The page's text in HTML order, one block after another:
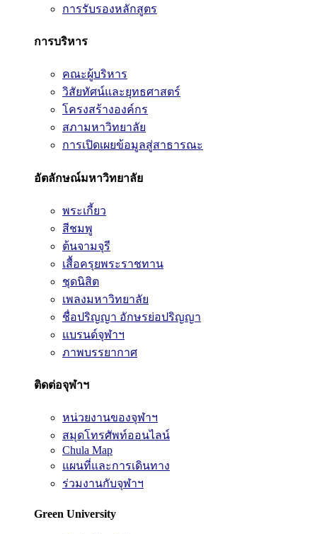
การรับรองหลักสูตร
การบริหาร
คณะผู้บริหาร
วิสัยทัศน์และยุทธศาสตร์
โครงสร้างองค์กร
สภามหาวิทยาลัย
การเปิดเผยข้อมูลสู่สาธารณะ
อัตลักษณ์มหาวิทยาลัย
พระเกี้ยว
สีชมพู
ต้นจามจุรี
เสื้อครุยพระราชทาน
ชุดนิสิต
เพลงมหาวิทยาลัย
ชื่อปริญญา อักษรย่อปริญญา
แบรนด์จุฬาฯ
ภาพบรรยากาศ
ติดต่อจุฬาฯ
หน่วยงานของจุฬาฯ
สมุดโทรศัพท์ออนไลน์
Chula Map
แผนที่และการเดินทาง
ร่วมงานกับจุฬาฯ
Green University